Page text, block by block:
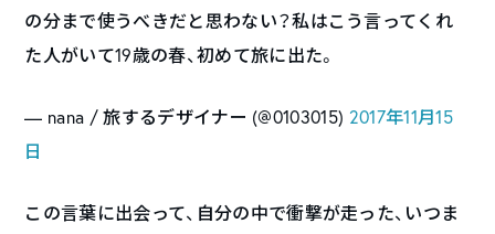
の分まで使うべきだと思わない？私はこう言ってくれ
た人がいて19歳の春、初めて旅に出た。
— nana / 旅するデザイナー (@0103015) 2017年11月15
日
この言葉に出会って、自分の中で衝撃が走った、いつま